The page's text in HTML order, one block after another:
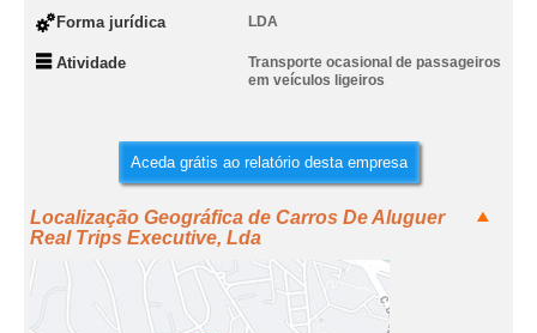
Forma jurídica LDA
Atividade
Transporte ocasional de passageiros
em veículos ligeiros
Aceda grátis ao relatório desta empresa
Localização Geográfica de Carros De Aluguer
Real Trips Executive, Lda